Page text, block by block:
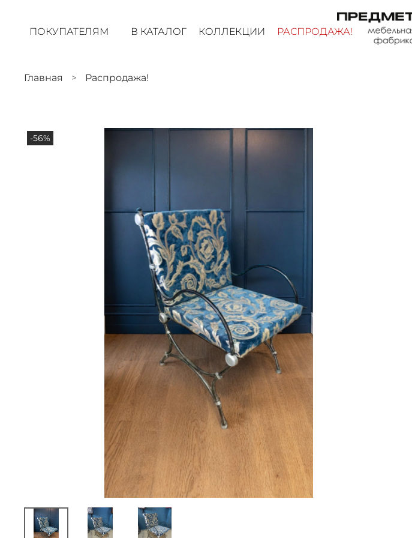
ПОКУПАТЕЛЯМ В КАТАЛОГ КОЛЛЕКЦИИ РАСПРОДАЖА!
Главная Распродажа!
-56%